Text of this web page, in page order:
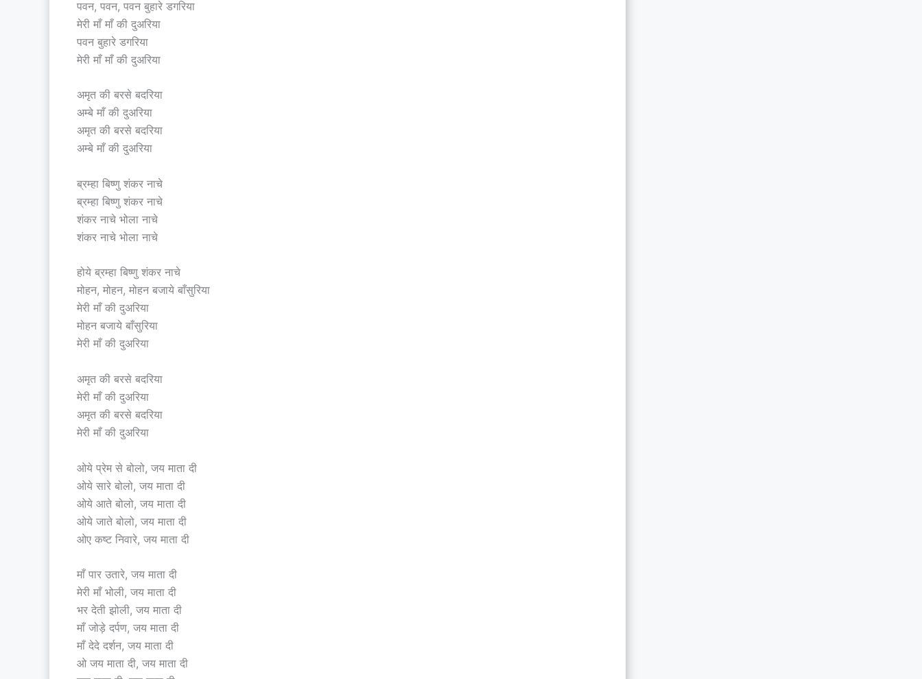
पवन, पवन, पवन बुहारे डगरिया
मेरी माँ माँ की दुअरिया
पवन बुहारे डगरिया
मेरी माँ माँ की दुअरिया
अमृत की बरसे बदरिया
अम्बे माँ की दुअरिया
अमृत की बरसे बदरिया
अम्बे माँ की दुअरिया
ब्रम्हा बिष्णु शंकर नाचे
ब्रम्हा बिष्णु शंकर नाचे
शंकर नाचे भोला नाचे
शंकर नाचे भोला नाचे
होये ब्रम्हा बिष्णु शंकर नाचे
मोहन, मोहन, मोहन बजाये बाँसुरिया
मेरी माँ की दुअरिया
मोहन बजाये बाँसुरिया
मेरी माँ की दुअरिया
अमृत की बरसे बदरिया
मेरी माँ की दुअरिया
अमृत की बरसे बदरिया
मेरी माँ की दुअरिया
ओये प्रेम से बोलो, जय माता दी
ओये सारे बोलो, जय माता दी
ओये आते बोलो, जय माता दी
ओये जाते बोलो, जय माता दी
ओए कष्ट निवारे, जय माता दी
माँ पार उतारे, जय माता दी
मेरी माँ भोली, जय माता दी
भर देती झोली, जय माता दी
माँ जोड़े दर्पण, जय माता दी
माँ देदे दर्शन, जय माता दी
ओ जय माता दी, जय माता दी